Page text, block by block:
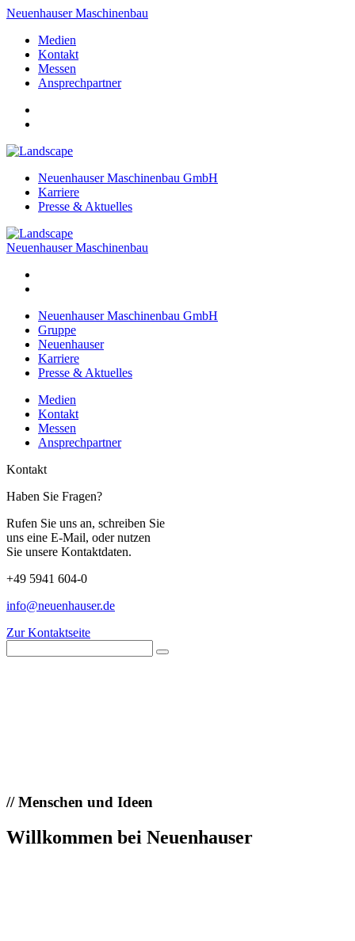
Neuenhauser Maschinenbau
Medien
Kontakt
Messen
Ansprechpartner
Neuenhauser Maschinenbau GmbH
Karriere
Presse & Aktuelles
Neuenhauser Maschinenbau
Neuenhauser Maschinenbau GmbH
Gruppe
Neuenhauser
Karriere
Presse & Aktuelles
Medien
Kontakt
Messen
Ansprechpartner
Kontakt
Haben Sie Fragen?
Rufen Sie uns an, schreiben Sie
uns eine E-Mail, oder nutzen
Sie unsere Kontaktdaten.
+49 5941 604-0
info@neuenhauser.de
Zur Kontaktseite
//Menschen und Ideen
Willkommen bei Neuenhauser